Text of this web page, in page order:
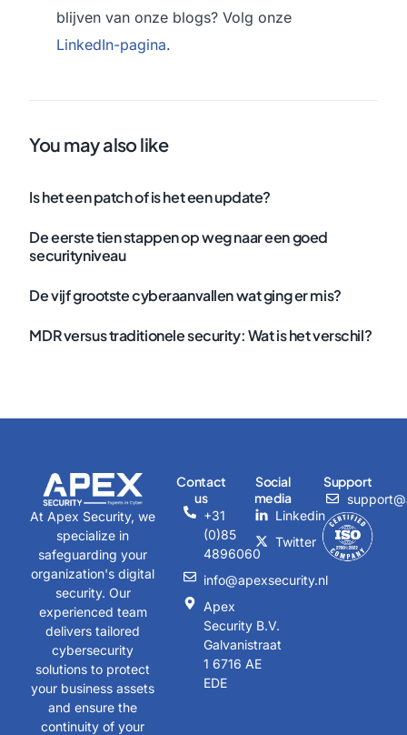
blijven van onze blogs? Volg onze
LinkedIn-pagina.
You may also like
Is het een patch of is het een update?
De eerste tien stappen op weg naar een goed
securityniveau
De vijf grootste cyberaanvallen wat ging er mis?
MDR versus traditionele security: Wat is het verschil?
At Apex Security, we
specialize in
safeguarding your
organization's digital
security. Our
experienced team
delivers tailored
cybersecurity
solutions to protect
your business assets
and ensure the
continuity of your
Contact
us
+31
(0)85
4896060
info@apexsecurity.nl
Apex
Security B.V.
Galvanistraat
1 6716 AE
EDE
Social
media
Linkedin
Twitter
Support